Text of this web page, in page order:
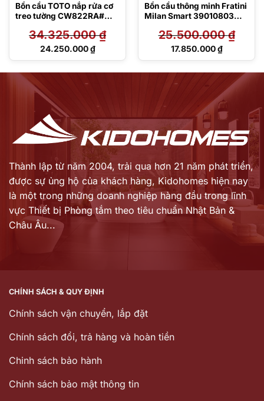
Bồn cầu TOTO nắp rửa cơ
treo tường CW822RA#W
MB176G#WH
34.325.000₫
Giá
24.250.000₫
Giá
Bồn cầu thông minh Fratini
Milan Smart 39010803
25.500.000₫
Giá
25.500.000 ₫.
17.850.000₫
Giá
17.850.000 ₫.
Thành lập từ năm 2004, trải qua hơn 21 năm phát triển,
được sự ủng hộ của khách hàng, Kidohomes hiện nay
là một trong những doanh nghiệp hàng đầu trong lĩnh
vực Thiết bị Phòng tắm theo tiêu chuẩn Nhật Bản &
Châu Âu...
CHÍNH SÁCH & QUY ĐỊNH
Chính sách vận chuyển, lắp đặt
Chính sách đổi, trả hàng và hoàn tiền
Chinh sách bảo hành
Chính sách bảo mật thông tin